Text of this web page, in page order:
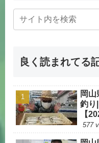
良く読まれてる
岡
釣り
【
577